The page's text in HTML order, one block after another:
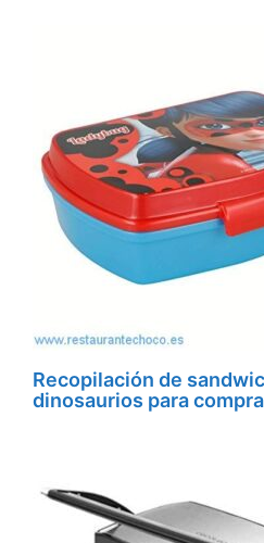
Recopilación de
dinosaurios para